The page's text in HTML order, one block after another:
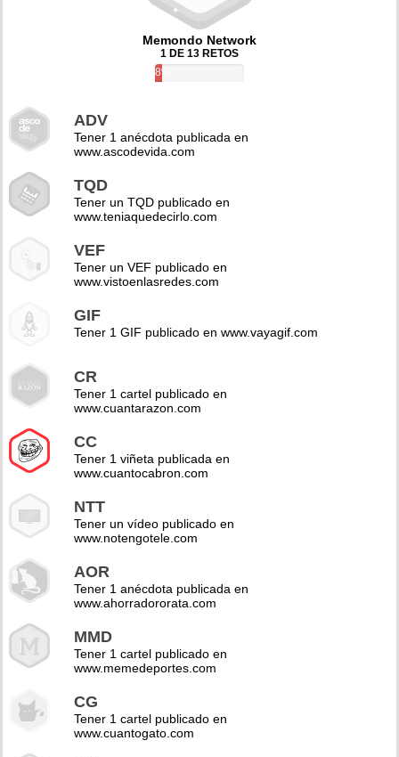
Memondo Network
1 DE 13 RETOS
8%
ADV
Tener 1 anécdota publicada en
www.ascodevida.com
TQD
Tener un TQD publicado en
www.teniaquedecirlo.com
VEF
Tener un VEF publicado en
www.vistoenlasredes.com
GIF
Tener 1 GIF publicado en www.vayagif.com
CR
Tener 1 cartel publicado en
www.cuantarazon.com
CC
Tener 1 viñeta publicada en
www.cuantocabron.com
NTT
Tener un vídeo publicado en
www.notengotele.com
AOR
Tener 1 anécdota publicada en
www.ahorradororata.com
MMD
Tener 1 cartel publicado en
www.memedeportes.com
CG
Tener 1 cartel publicado en
www.cuantogato.com